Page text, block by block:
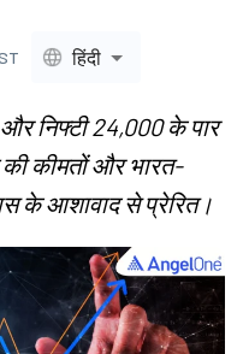
हिंदी
निफ्टी 24,000 के पार
कीमतों और भारत-
के आशावाद से प्रेरित।